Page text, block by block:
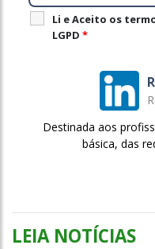
Li e Aceito os
LGPD *
Destinada aos
básica, das
LEIA NOTÍCIAS